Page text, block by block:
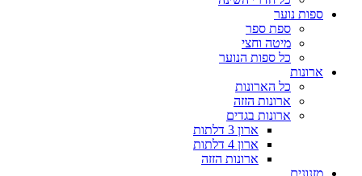
ספות נוער
ספת ספר
מיטה וחצי
כל ספות הנוער
ארונות
כל הארונות
ארונות הזזה
ארונות בגדים
ארון 3 דלתות
ארון 4 דלתות
ארונות הזזה
מזנונים